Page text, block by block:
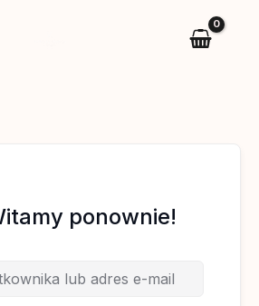
ponownie!